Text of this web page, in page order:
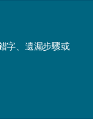
字、遺漏步驟或